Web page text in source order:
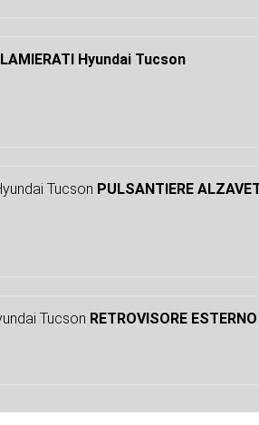
LAMIERATI Hyundai Tucson
PULSANTIERE
RETROVISORE